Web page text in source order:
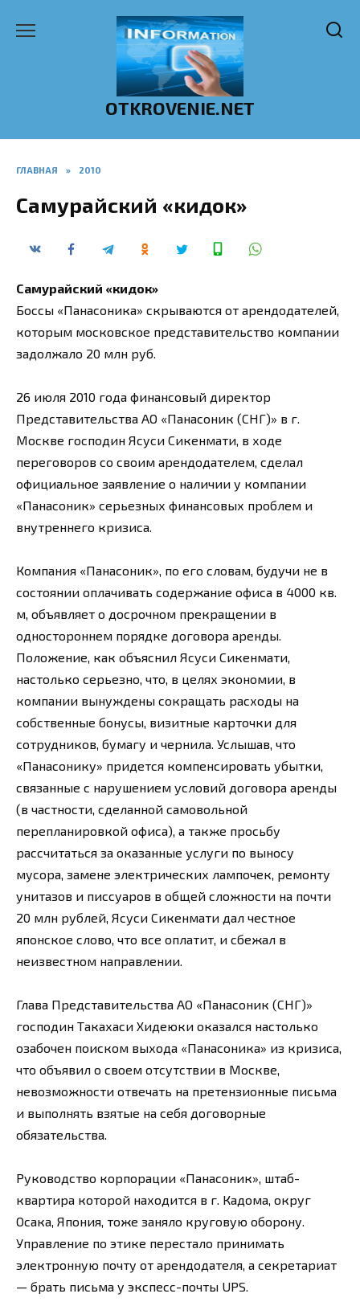
OTKROVENIE.NET
ГЛАВНАЯ » 2010
Самурайский «кидок»
Самурайский «кидок»
Боссы «Панасоника» скрываются от арендодателей,
которым московское представительство компании
задолжало 20 млн руб.
26 июля 2010 года финансовый директор
Представительства АО «Панасоник (СНГ)» в г.
Москве господин Ясуси Сикенмати, в ходе
переговоров со своим арендодателем, сделал
официальное заявление о наличии у компании
«Панасоник» серьезных финансовых проблем и
внутреннего кризиса.
Компания «Панасоник», по его словам, будучи не в
состоянии оплачивать содержание офиса в 4000 кв.
м, объявляет о досрочном прекращении в
одностороннем порядке договора аренды.
Положение, как объяснил Ясуси Сикенмати,
настолько серьезно, что, в целях экономии, в
компании вынуждены сокращать расходы на
собственные бонусы, визитные карточки для
сотрудников, бумагу и чернила. Услышав, что
«Панасонику» придется компенсировать убытки,
связанные с нарушением условий договора аренды
(в частности, сделанной самовольной
перепланировкой офиса), а также просьбу
рассчитаться за оказанные услуги по выносу
мусора, замене электрических лампочек, ремонту
унитазов и писсуаров в общей сложности на почти
20 млн рублей, Ясуси Сикенмати дал честное
японское слово, что все оплатит, и сбежал в
неизвестном направлении.
Глава Представительства АО «Панасоник (СНГ)»
господин Такахаси Хидеюки оказался настолько
озабочен поиском выхода «Панасоника» из кризиса,
что объявил о своем отсутствии в Москве,
невозможности отвечать на претензионные письма
и выполнять взятые на себя договорные
обязательства.
Руководство корпорации «Панасоник», штаб-
квартира которой находится в г. Кадома, округ
Осака, Япония, тоже заняло круговую оборону.
Управление по этике перестало принимать
электронную почту от арендодателя, а секретариат
— брать письма у экспесс-почты UPS.